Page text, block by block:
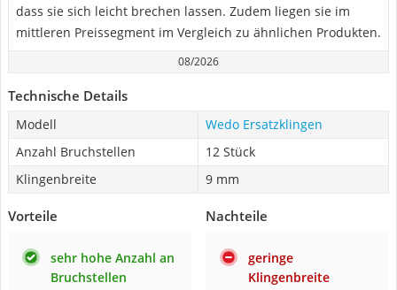
dass sie sich leicht brechen lassen. Zudem liegen sie im
mittleren Preissegment im Vergleich zu ähnlichen Produkten.
08/2026
Technische Details
Modell
Wedo Ersatzklingen
Anzahl Bruchstellen
12 Stück
Klingenbreite
9 mm
Vorteile
sehr hohe Anzahl an
Bruchstellen
Nachteile
geringe
Klingenbreite